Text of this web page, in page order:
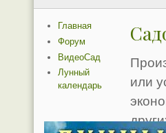
или
Главная
Форум
ВидеоСад
Лунный
календарь